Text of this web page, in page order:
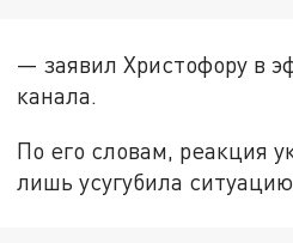
— заявил Христофору в
канала.
По его словам, реакция
лишь усугубила